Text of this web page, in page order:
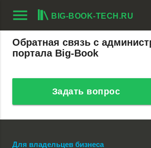
menu BIG-BOOK-TECH.RU
Обратная связь с
портала Big-Book
Задать вопрос
Для владельцев бизнеса